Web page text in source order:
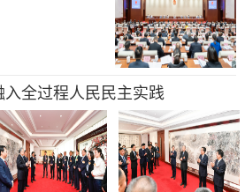
全过程人民民主实践